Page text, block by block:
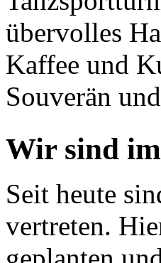
übervolles
Kaffee und
Souverän
Wir sind
Seit heute
vertreten.